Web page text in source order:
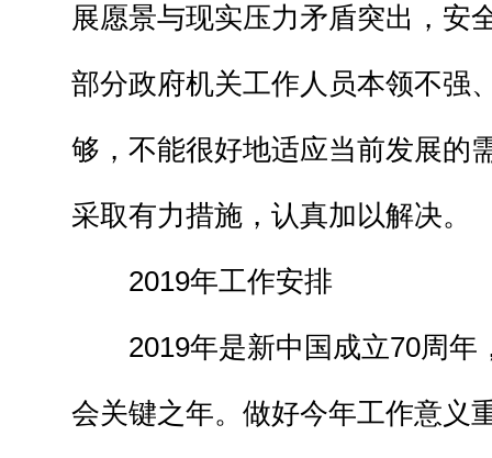
展愿景与现实压力矛盾突出，安
部分政府机关工作人员本领不强
够，不能很好地适应当前发展的
采取有力措施，认真加以解决。
2019年工作安排
2019年是新中国成立70周年
会关键之年。做好今年工作意义